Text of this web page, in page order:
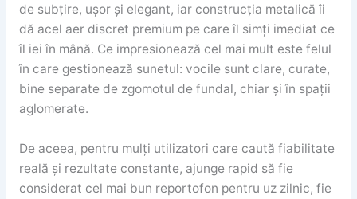
de subțire, ușor și elegant, iar construcția metalică îi
dă acel aer discret premium pe care îl simți imediat ce
îl iei în mână. Ce impresionează cel mai mult este felul
în care gestionează sunetul: vocile sunt clare, curate,
bine separate de zgomotul de fundal, chiar și în spații
aglomerate.
De aceea, pentru mulți utilizatori care caută fiabilitate
reală și rezultate constante, ajunge rapid să fie
considerat cel mai bun reportofon pentru uz zilnic, fie